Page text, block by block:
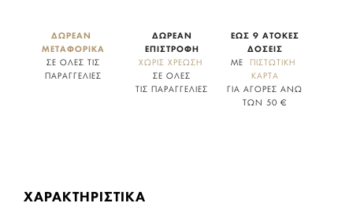
ΔΩΡΕΑΝ
ΜΕΤΑΦΟΡΙΚΑ
ΣΕ ΟΛΕΣ ΤΙΣ
ΠΑΡΑΓΓΕΛΙΕΣ
ΔΩΡΕΑΝ
ΕΠΙΣΤΡΟΦΗ
ΧΩΡΙΣ ΧΡΕΩΣΗ
ΣΕ ΟΛΕΣ
ΤΙΣ ΠΑΡΑΓΓΕΛΙΕΣ
ΕΩΣ 9 ΑΤΟΚΕΣ
ΔΟΣΕΙΣ
ΜΕ
  ΠΙΣΤΩΤΙΚΗ
ΚΑΡΤΑ
ΓΙΑ ΑΓΟΡΕΣ ΑΝΩ
ΤΩΝ 50 €
ΧΑΡΑΚΤΗΡΙΣΤΙΚΑ